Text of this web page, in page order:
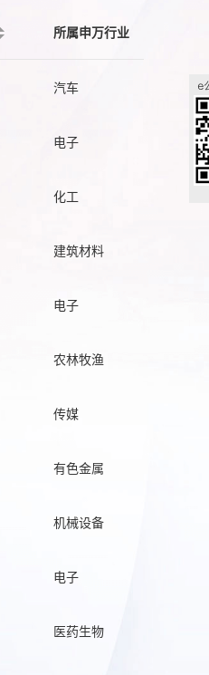
所属申万行业
汽车
电子
化工
建筑材料
电子
农林牧渔
传媒
有色金属
机械设备
电子
医药生物